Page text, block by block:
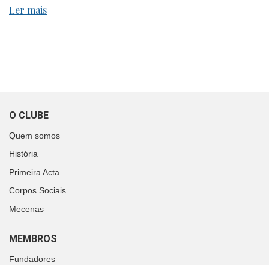
Ler mais
O CLUBE
Quem somos
História
Primeira Acta
Corpos Sociais
Mecenas
MEMBROS
Fundadores